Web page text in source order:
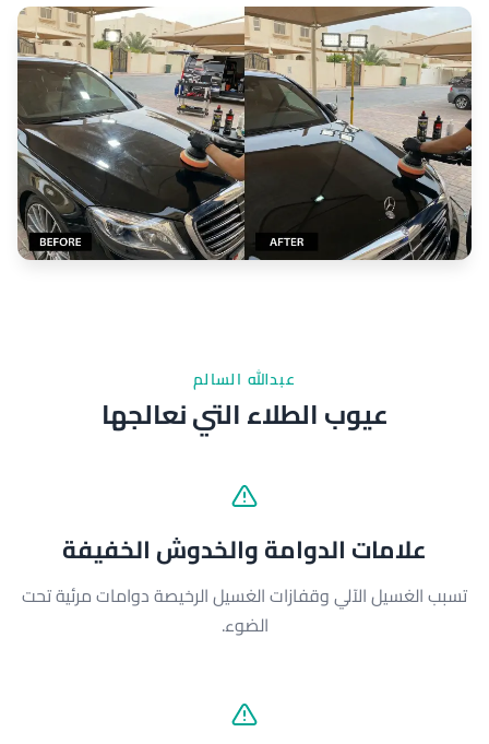
عبدالله السالم
عيوب الطلاء التي نعالجها
علامات الدوامة والخدوش الخفيفة
تسبب الغسيل الآلي وقفازات الغسيل الرخيصة دوامات مرئية تحت
الضوء.